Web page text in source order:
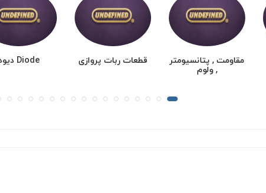
مقاومت , پتانسیومتر
, ولوم
قطعات ربات پروازی Diode دیود